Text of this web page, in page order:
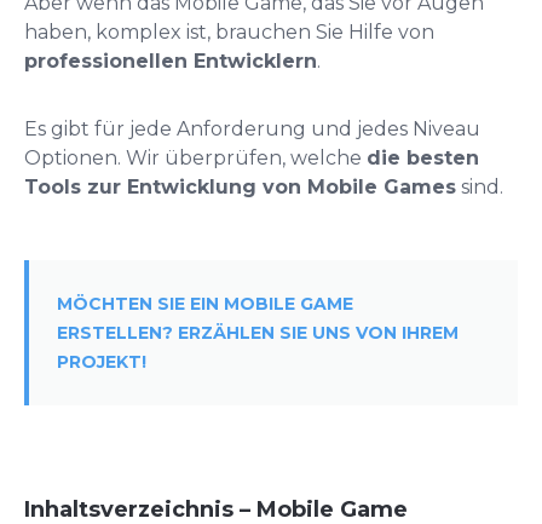
haben, komplex ist, brauchen Sie Hilfe von
professionellen Entwicklern.
Es gibt für jede Anforderung und jedes Niveau
Optionen. Wir überprüfen, welche die besten
Tools zur Entwicklung von Mobile Games sind.
MÖCHTEN SIE EIN MOBILE GAME
ERSTELLEN? ERZÄHLEN SIE UNS VON IHREM
PROJEKT!
Inhaltsverzeichnis – Mobile Game